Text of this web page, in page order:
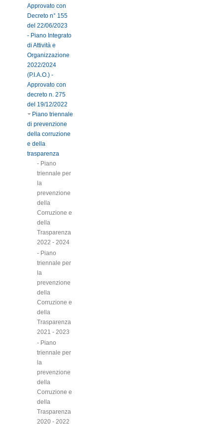
Approvato con
Decreto n° 155
del 22/06/2023
- Piano Integrato
di Attività e
Organizzazione
2022/2024
(P.I.A.O.) -
Approvato con
decreto n. 275
del 19/12/2022
Piano triennale
di prevenzione
della corruzione
e della
trasparenza
- Piano
triennale per
la
prevenzione
della
Corruzione e
della
Trasparenza
2022 - 2024
- Piano
triennale per
la
prevenzione
della
Corruzione e
della
Trasparenza
2021 - 2023
- Piano
triennale per
la
prevenzione
della
Corruzione e
della
Trasparenza
2020 - 2022